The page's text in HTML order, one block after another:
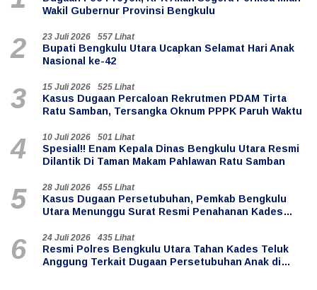
Wakil Gubernur Provinsi Bengkulu
2 23 Juli 2026 557 Lihat
Bupati Bengkulu Utara Ucapkan Selamat Hari Anak
Nasional ke-42
3 15 Juli 2026 525 Lihat
Kasus Dugaan Percaloan Rekrutmen PDAM Tirta
Ratu Samban, Tersangka Oknum PPPK Paruh Waktu
4 10 Juli 2026 501 Lihat
Spesial!! Enam Kepala Dinas Bengkulu Utara Resmi
5 28 Juli 2026 455 Lihat
Kasus Dugaan Persetubuhan, Pemkab Bengkulu
Utara Menunggu Surat Resmi Penahanan Kades
6 24 Juli 2026 435 Lihat
Resmi Polres Bengkulu Utara Tahan Kades Teluk
Anggung Terkait Dugaan Persetubuhan Anak di